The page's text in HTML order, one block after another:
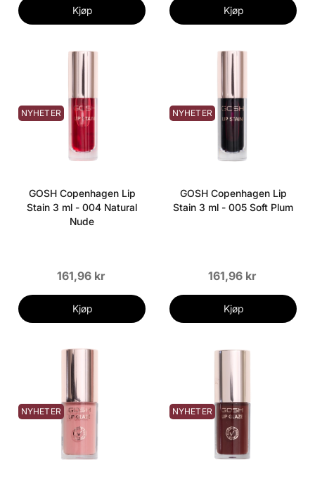
Kjøp Kjøp
NYHETER
GOSH Copenhagen Lip
Stain 3 ml - 004 Natural
Nude
161,96 kr
Kjøp
NYHETER
GOSH Copenhagen Lip
Stain 3 ml - 005 Soft Plum
161,96 kr
Kjøp
NYHETER NYHETER